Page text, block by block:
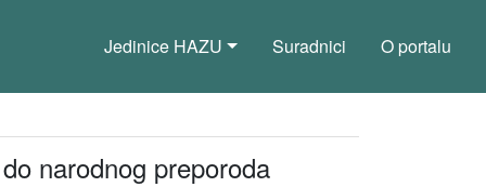
Jedinice HAZU Suradnici O portalu
narodnog preporoda